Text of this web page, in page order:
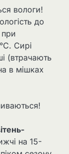
вологи!
до
при
Сирі
(втрачають
в мішках
на 15-